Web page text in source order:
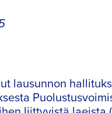
lausunnon